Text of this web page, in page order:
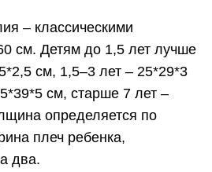
– классическими
см. Детям до 1,5 лет лучше
см, 1,5–3 лет – 25*29*3
см, старше 7 лет –
определяется по
плеч ребенка,
два.